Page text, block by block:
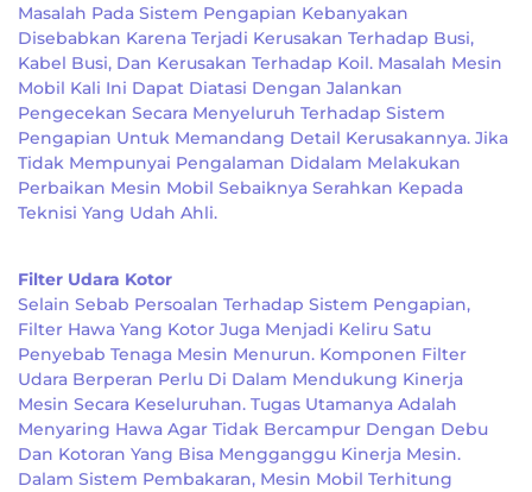
Masalah Pada Sistem Pengapian Kebanyakan
Disebabkan Karena Terjadi Kerusakan Terhadap Busi,
Kabel Busi, Dan Kerusakan Terhadap Koil. Masalah Mesin
Mobil Kali Ini Dapat Diatasi Dengan Jalankan
Pengecekan Secara Menyeluruh Terhadap Sistem
Pengapian Untuk Memandang Detail Kerusakannya. Jika
Tidak Mempunyai Pengalaman Didalam Melakukan
Perbaikan Mesin Mobil Sebaiknya Serahkan Kepada
Teknisi Yang Udah Ahli.
Filter Udara Kotor
Selain Sebab Persoalan Terhadap Sistem Pengapian,
Filter Hawa Yang Kotor Juga Menjadi Keliru Satu
Penyebab Tenaga Mesin Menurun. Komponen Filter
Udara Berperan Perlu Di Dalam Mendukung Kinerja
Mesin Secara Keseluruhan. Tugas Utamanya Adalah
Menyaring Hawa Agar Tidak Bercampur Dengan Debu
Dan Kotoran Yang Bisa Mengganggu Kinerja Mesin.
Dalam Sistem Pembakaran, Mesin Mobil Terhitung